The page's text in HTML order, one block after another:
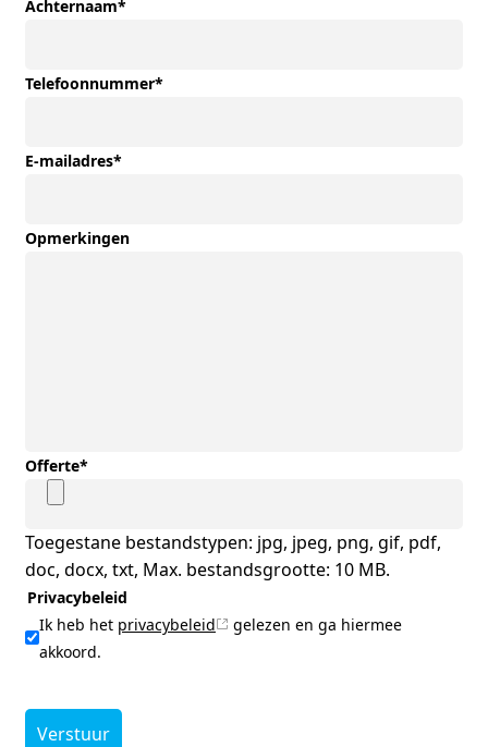
Achternaam*
Telefoonnummer*
E-mailadres*
Opmerkingen
Offerte*
Toegestane bestandstypen: jpg, jpeg, png, gif, pdf,
doc, docx, txt, Max. bestandsgrootte: 10 MB.
Privacybeleid
Ik heb het privacybeleid
akkoord.
Verstuur